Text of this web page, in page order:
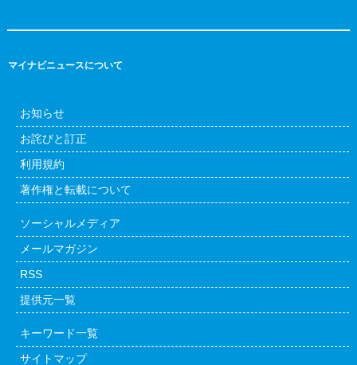
マイナビニュースについて
お知らせ
お詫びと訂正
利用規約
著作権と転載について
ソーシャルメディア
メールマガジン
RSS
提供元一覧
キーワード一覧
サイトマップ